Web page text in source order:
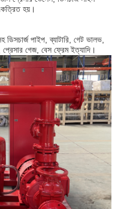
হয়।
ডিসচার্জ পাইপ, ব্যাটারি, গেট ভালভ,
গেজ, বেস ফ্রেম ইত্যাদি।